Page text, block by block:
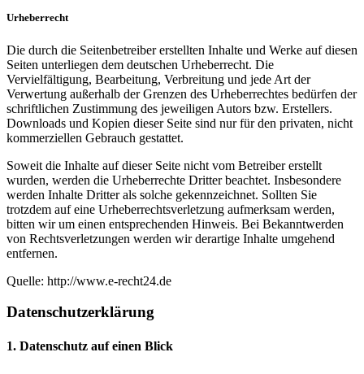
Urheberrecht
Die durch die Seitenbetreiber erstellten Inhalte und Werke auf diesen
Seiten unterliegen dem deutschen Urheberrecht. Die
Vervielfältigung, Bearbeitung, Verbreitung und jede Art der
Verwertung außerhalb der Grenzen des Urheberrechtes bedürfen der
schriftlichen Zustimmung des jeweiligen Autors bzw. Erstellers.
Downloads und Kopien dieser Seite sind nur für den privaten, nicht
kommerziellen Gebrauch gestattet.
Soweit die Inhalte auf dieser Seite nicht vom Betreiber erstellt
wurden, werden die Urheberrechte Dritter beachtet. Insbesondere
werden Inhalte Dritter als solche gekennzeichnet. Sollten Sie
trotzdem auf eine Urheberrechtsverletzung aufmerksam werden,
bitten wir um einen entsprechenden Hinweis. Bei Bekanntwerden
von Rechtsverletzungen werden wir derartige Inhalte umgehend
entfernen.
Quelle: http://www.e-recht24.de
Datenschutzerklärung
1. Datenschutz auf einen Blick